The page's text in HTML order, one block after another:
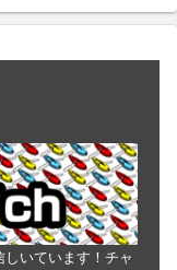
いています！チャ